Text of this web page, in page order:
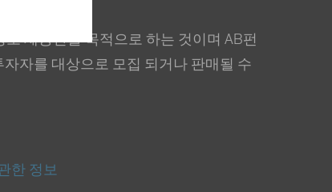
제공만을 목적으로 하는 것이며 AB펀
자를 대상으로 모집 되거나 판매될 수
한 정보